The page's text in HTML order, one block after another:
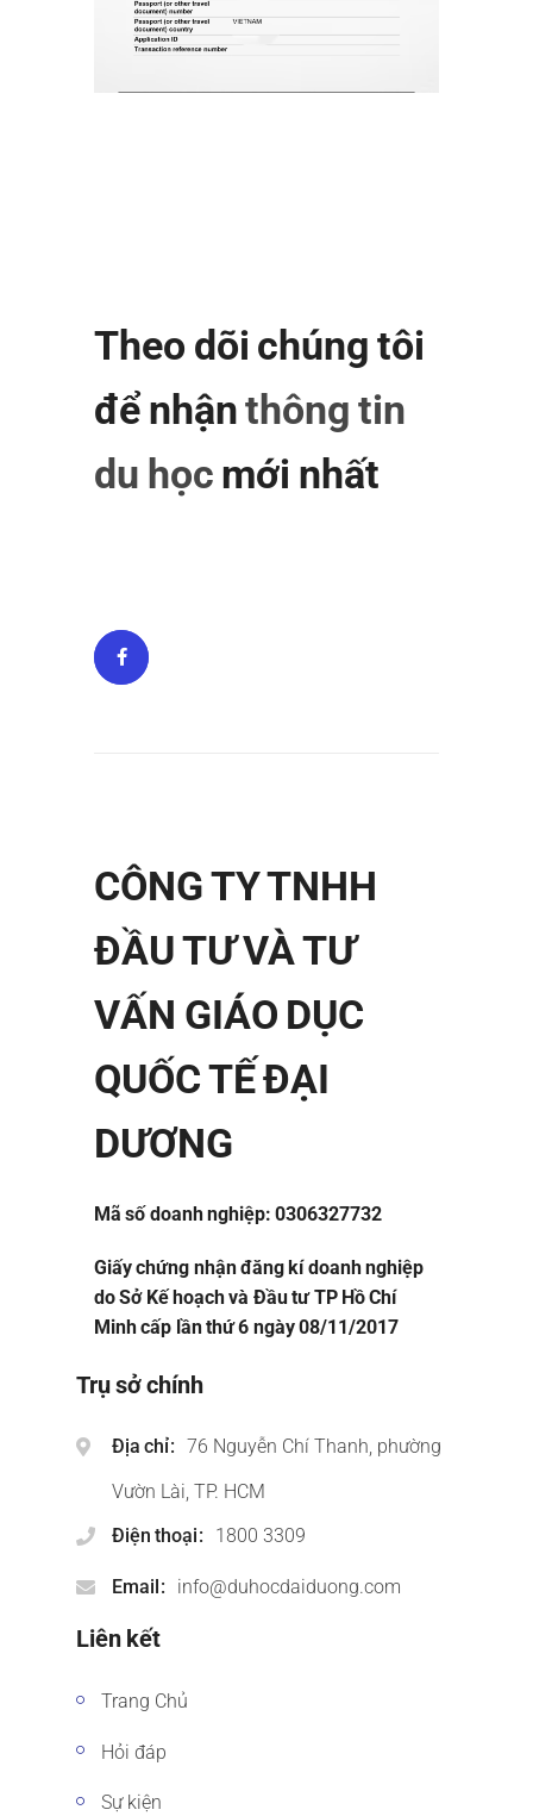
Theo dõi chúng tôi
để nhậnthông tin
du học mới nhất
CÔNG TY TNHH
ĐẦU TƯ VÀ TƯ
VẤN GIÁO DỤC
QUỐC TẾ ĐẠI
DƯƠNG
Mã số doanh nghiệp: 0306327732
Giấy chứng nhận đăng kí doanh nghiệp
do Sở Kế hoạch và Đầu tư TP Hồ Chí
Minh cấp lần thứ 6 ngày 08/11/2017
Trụ sở chính
Địa chỉ
76 Nguyễn Chí Thanh, phường
Vườn Lài, TP. HCM
Điện thoại
1800 3309
Email info@duhocdaiduong.com
Liên kết
Trang Chủ
Hỏi đáp
Sự kiện